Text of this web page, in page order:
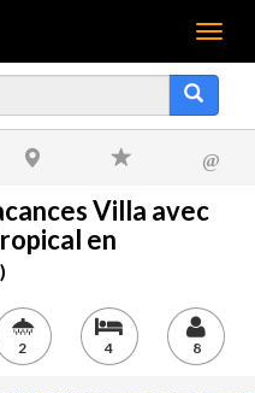
Menu
@
Villa avec
en
2 4 8